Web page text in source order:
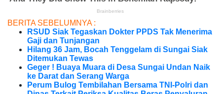
BERITA SEBELUMNYA :
RSUD Siak Tegaskan Dokter PPDS Tak Menerima
Gaji dan Tunjangan
Hilang 36 Jam, Bocah Tenggelam di Sungai Siak
Ditemukan Tewas
Geger ! Buaya Muara di Desa Sungai Undan Naik
ke Darat dan Serang Warga
Perum Bulog Tembilahan Bersama TNI-Polri dan